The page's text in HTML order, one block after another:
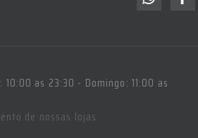
as 23:30 - Domingo: 11:00 as
de nossas lojas